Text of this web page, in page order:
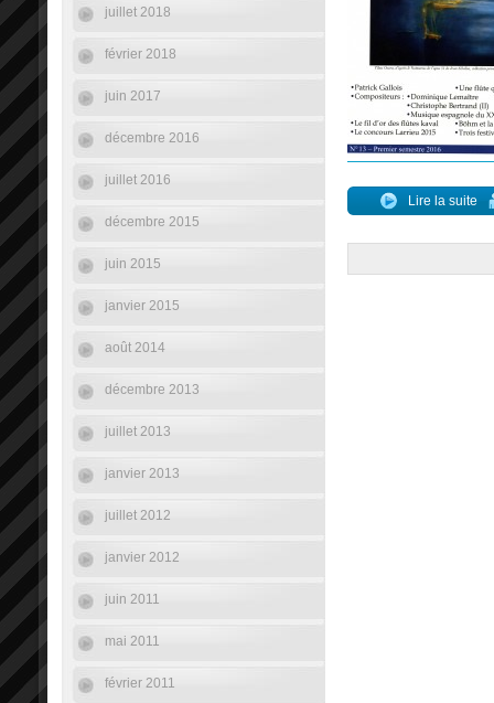
Lire la suite
juillet 2018
février 2018
juin 2017
décembre 2016
juillet 2016
décembre 2015
juin 2015
janvier 2015
août 2014
décembre 2013
juillet 2013
janvier 2013
juillet 2012
janvier 2012
juin 2011
mai 2011
février 2011